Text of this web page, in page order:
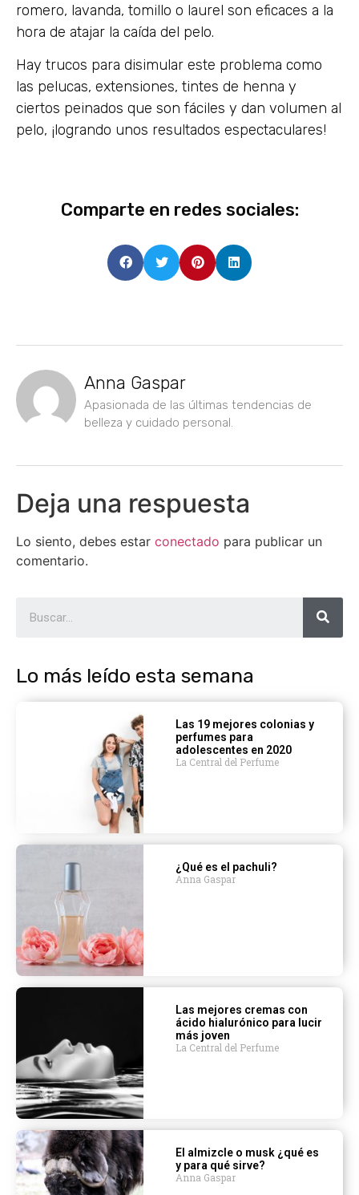
romero, lavanda, tomillo o laurel son eficaces a la
hora de atajar la caída del pelo.
Hay trucos para disimular este problema como
las pelucas, extensiones, tintes de henna y
ciertos peinados que son fáciles y dan volumen al
pelo, ¡logrando unos resultados espectaculares!
Comparte en redes sociales:
Anna Gaspar
Apasionada de las últimas tendencias de
belleza y cuidado personal.
Deja una respuesta
Lo siento, debes estar conectado para publicar un
comentario.
Lo más leído esta semana
Las 19 mejores colonias y
perfumes para
adolescentes en 2020
La Central del Perfume
¿Qué es el pachuli?
Anna Gaspar
Las mejores cremas con
ácido hialurónico para lucir
más joven
La Central del Perfume
El almizcle o musk ¿qué es
y para qué sirve?
Anna Gaspar